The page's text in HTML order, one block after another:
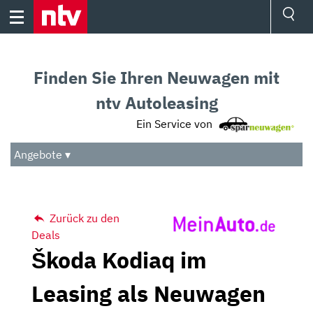
Skip
Audio
Das Beste
Finden Sie Ihren Neuwagen mit
ntv Autoleasing
Ein Service von
Angebote ▾
Zurück zu den
Deals
Škoda Kodiaq im
Leasing als Neuwagen